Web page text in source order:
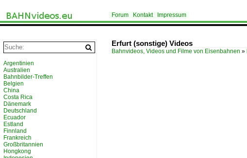
Forum Kontakt Impressum
Erfurt (sonstige) Videos
Bahnvideos, Videos und Filme von Eisenbahnen »
Argentinien
Australien
Bahnbilder-Treffen
Belgien
China
Costa Rica
Dänemark
Deutschland
Ecuador
Estland
Finnland
Frankreich
Großbritannien
Hongkong